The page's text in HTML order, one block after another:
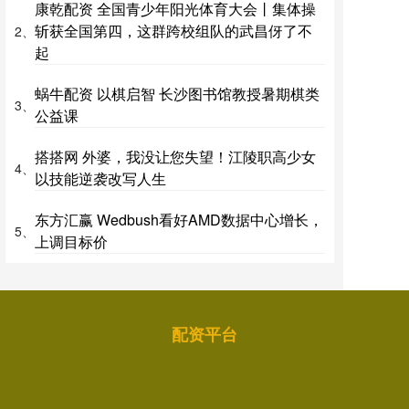
2、
康乾配资 全国青少年阳光体育大会丨集体操
斩获全国第四，这群跨校组队的武昌伢了不
起
3、
蜗牛配资 以棋启智 长沙图书馆教授暑期棋类
公益课
4、
搭搭网 外婆，我没让您失望！江陵职高少女
以技能逆袭改写人生
5、
东方汇赢 Wedbush看好AMD数据中心增长，
上调目标价
配资平台